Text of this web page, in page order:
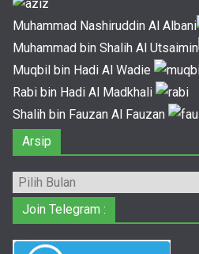
Muhammad Nashiruddin Al Albani
Muhammad bin Shalih Al Utsaimin
Muqbil bin Hadi Al Wadie
Rabi bin Hadi Al Madkhali
Shalih bin Fauzan Al Fauzan
Arsip
Arsip
Join Telegram :